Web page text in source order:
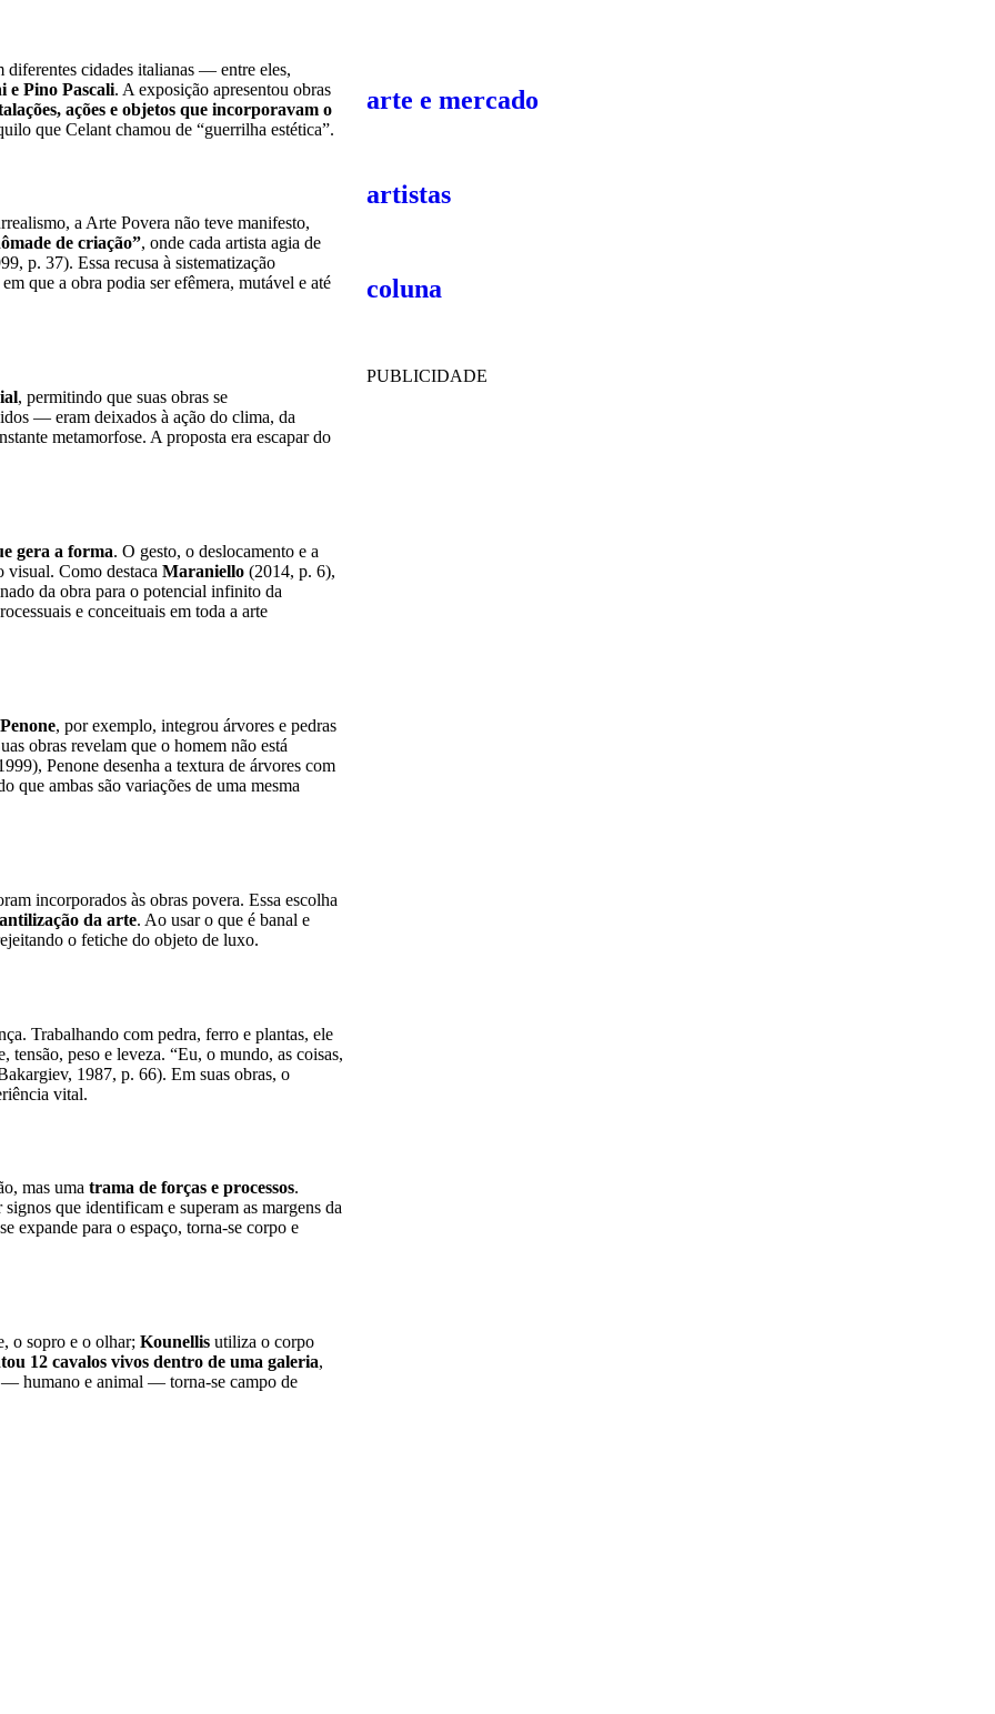
diferentes cidades italianas — entre eles,
e Pino Pascali. A exposição apresentou obras
ações e objetos que incorporavam o
que Celant chamou de “guerrilha estética”.
a Arte Povera não teve manifesto,
de criação”, onde cada artista agia de
p. 37). Essa recusa à sistematização
em que a obra podia ser efêmera, mutável e até
, permitindo que suas obras se
— eram deixados à ação do clima, da
metamorfose. A proposta era escapar do
gera a forma. O gesto, o deslocamento e a
visual. Como destaca Maraniello (2014, p. 6),
da obra para o potencial infinito da
e conceituais em toda a arte
, por exemplo, integrou árvores e pedras
obras revelam que o homem não está
Penone desenha a textura de árvores com
que ambas são variações de uma mesma
incorporados às obras povera. Essa escolha
da arte. Ao usar o que é banal e
o fetiche do objeto de luxo.
Trabalhando com pedra, ferro e plantas, ele
peso e leveza. “Eu, o mundo, as coisas,
1987, p. 66). Em suas obras, o
vital.
mas uma trama de forças e processos.
que identificam e superam as margens da
expande para o espaço, torna-se corpo e
o sopro e o olhar; Kounellis utiliza o corpo
12 cavalos vivos dentro de uma galeria,
— humano e animal — torna-se campo de
arte e mercado
artistas
coluna
PUBLICIDADE